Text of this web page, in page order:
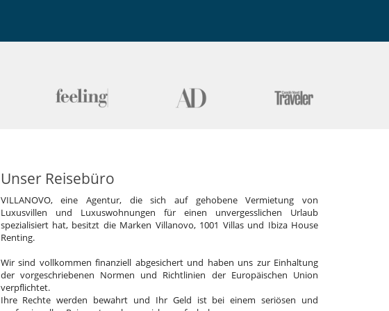
Unser Reisebüro
VILLANOVO, eine Agentur, die sich auf gehobene Vermietung von
Luxusvillen und Luxuswohnungen für einen unvergesslichen Urlaub
spezialisiert hat, besitzt die Marken Villanovo, 1001 Villas und Ibiza House
Renting.
Wir sind vollkommen finanziell abgesichert und haben uns zur Einhaltung
der vorgeschriebenen Normen und Richtlinien der Europäischen Union
verpflichtet.
Ihre Rechte werden bewahrt und Ihr Geld ist bei einem seriösen und